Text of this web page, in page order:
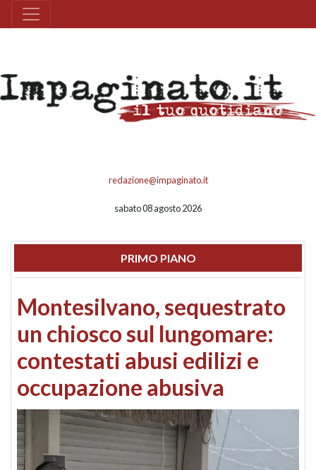
redazione@impaginato.it
sabato 08 agosto 2026
PRIMO PIANO
Montesilvano, sequestrato
un chiosco sul lungomare:
contestati abusi edilizi e
occupazione abusiva